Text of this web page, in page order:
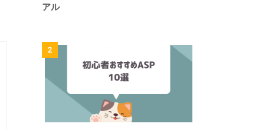
アル
2